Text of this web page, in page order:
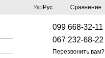
Укр Рус Сравнение
099 668-32-11
067 232-68-22
Перезвонить вам?